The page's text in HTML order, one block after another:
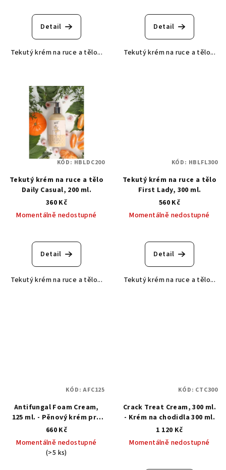
Detail
Tekutý krém na ruce a tělo...
Detail
Tekutý krém na ruce a tělo...
Tekutý krém na ruce a tělo
Daily Casual, 200 ml.
360 Kč
Momentálně nedostupné
Detail
Tekutý krém na ruce a tělo...
KÓD: HBLDC200
Tekutý krém na ruce a tělo
First Lady, 300 ml.
560 Kč
Momentálně nedostupné
Detail
Tekutý krém na ruce a tělo...
KÓD: HBLFL300
Antifungal Foam Cream,
125 ml. - Pěnový krém pro
prevenci a léčbu plísňových
onemocnění
660 Kč
Momentálně nedostupné
(>5 ks)
KÓD:AFC125
Crack Treat Cream, 300 ml.
- Krém na chodidla 300 ml.
1 120 Kč
Momentálně nedostupné
KÓD: CTC300